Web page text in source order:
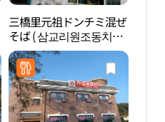
三橋里元祖ドンチミ混ぜ
そば ( 삼교리원조동치미
막국수 )